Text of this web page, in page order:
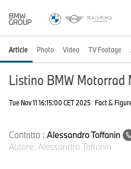
Article Photo Video TV Footage
Listino BMW Motorrad
Tue Nov 11 16:15:00 CET 2025 Fact &
Contatto : Alessandro Toffanin
Autore: Alessandro Toffanin